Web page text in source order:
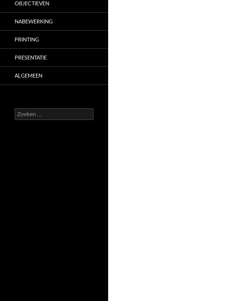
OBJECTIEVEN
NABEWERKING
PRINTING
PRESENTATIE
ALGEMEEN
Zoeken
naar: